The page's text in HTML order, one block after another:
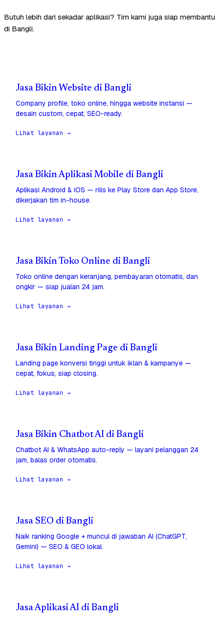
Butuh lebih dari sekadar aplikasi? Tim kami juga siap membantu
di Bangli.
Jasa Bikin Website di Bangli
Company profile, toko online, hingga website instansi —
desain custom, cepat, SEO-ready.
Lihat layanan →
Jasa Bikin Aplikasi Mobile di Bangli
Aplikasi Android & iOS — rilis ke Play Store dan App Store,
dikerjakan tim in-house.
Lihat layanan →
Jasa Bikin Toko Online di Bangli
Toko online dengan keranjang, pembayaran otomatis, dan
ongkir — siap jualan 24 jam.
Lihat layanan →
Jasa Bikin Landing Page di Bangli
Landing page konversi tinggi untuk iklan & kampanye —
cepat, fokus, siap closing.
Lihat layanan →
Jasa Bikin Chatbot AI di Bangli
Chatbot AI & WhatsApp auto-reply — layani pelanggan 24
jam, balas order otomatis.
Lihat layanan →
Jasa SEO di Bangli
Naik ranking Google + muncul di jawaban AI (ChatGPT,
Gemini) — SEO & GEO lokal.
Lihat layanan →
Jasa Aplikasi AI di Bangli